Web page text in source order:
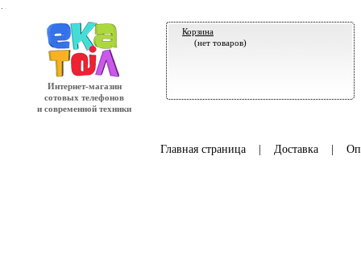
Интернет-магазин
сотовых телефонов
и современной техники
Корзина
(нет товаров)
Главная страница| Доставка|